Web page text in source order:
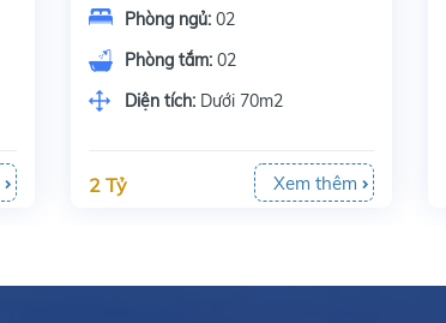
Phòng ngủ: 02
Phòng tắm: 02
Diện tích: Dưới 70m2
2 Tỷ Xem thêm